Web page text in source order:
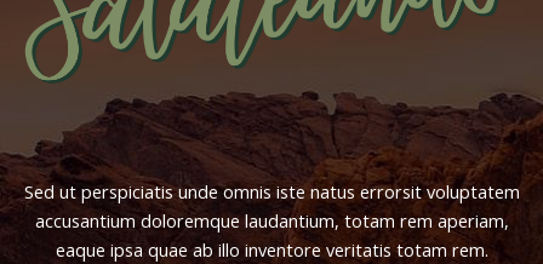
Sed ut perspiciatis unde omnis iste natus errorsit voluptatem
accusantium doloremque laudantium, totam rem aperiam,
eaque ipsa quae ab illo inventore veritatis totam rem.